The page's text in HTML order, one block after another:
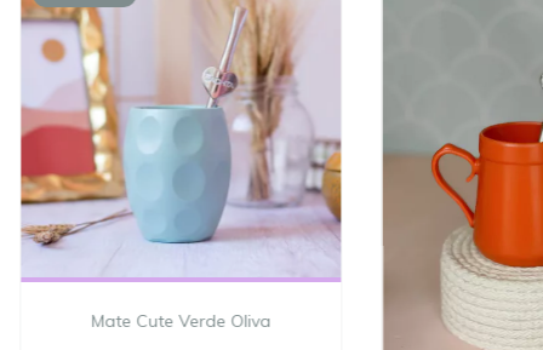
Mate Cute Verde Oliva